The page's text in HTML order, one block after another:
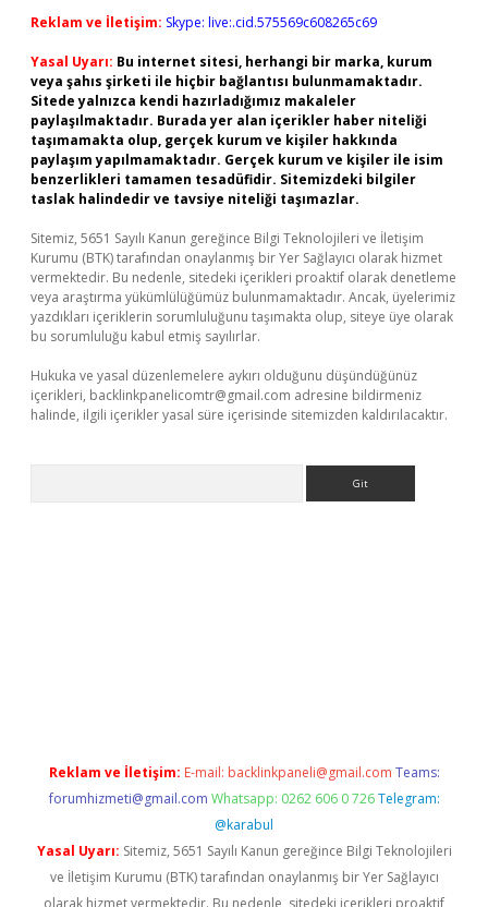
Reklam ve İletişim: Skype: live:.cid.575569c608265c69
Yasal Uyarı: Bu internet sitesi, herhangi bir marka, kurum
veya şahıs şirketi ile hiçbir bağlantısı bulunmamaktadır.
Sitede yalnızca kendi hazırladığımız makaleler
paylaşılmaktadır. Burada yer alan içerikler haber niteliği
taşımamakta olup, gerçek kurum ve kişiler hakkında
paylaşım yapılmamaktadır. Gerçek kurum ve kişiler ile isim
benzerlikleri tamamen tesadüfidir. Sitemizdeki bilgiler
taslak halindedir ve tavsiye niteliği taşımazlar.
Sitemiz, 5651 Sayılı Kanun gereğince Bilgi Teknolojileri ve İletişim
Kurumu (BTK) tarafından onaylanmış bir Yer Sağlayıcı olarak hizmet
vermektedir. Bu nedenle, sitedeki içerikleri proaktif olarak denetleme
veya araştırma yükümlülüğümüz bulunmamaktadır. Ancak, üyelerimiz
yazdıkları içeriklerin sorumluluğunu taşımakta olup, siteye üye olarak
bu sorumluluğu kabul etmiş sayılırlar.
Hukuka ve yasal düzenlemelere aykırı olduğunu düşündüğünüz
içerikleri, backlinkpanelicomtr@gmail.com adresine bildirmeniz
halinde, ilgili içerikler yasal süre içerisinde sitemizden kaldırılacaktır.
Reklam ve İletişim: E-mail: backlinkpaneli@gmail.com Teams:
forumhizmeti@gmail.com Whatsapp: 0262 606 0 726 Telegram:
@karabul
Yasal Uyarı: Sitemiz, 5651 Sayılı Kanun gereğince Bilgi Teknolojileri
ve İletişim Kurumu (BTK) tarafından onaylanmış bir Yer Sağlayıcı
olarak hizmet vermektedir. Bu nedenle, sitedeki içerikleri proaktif